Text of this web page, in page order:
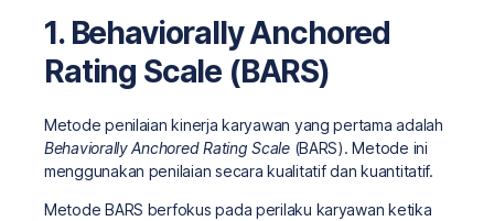
1. Behaviorally Anchored
Rating Scale (BARS)
Metode penilaian kinerja karyawan yang pertama adalah
Behaviorally Anchored Rating Scale(BARS). Metode ini
menggunakan penilaian secara kualitatif dan kuantitatif.
Metode BARS berfokus pada perilaku karyawan ketika